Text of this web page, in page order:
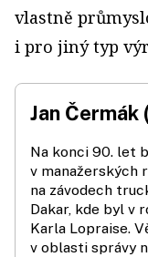
vlastně
i pro jiný typ
Jan Čermák
Na konci 90. let
v manažerských
na závodech
Dakar, kde byl v
Karla Lopraise.
v oblasti správy